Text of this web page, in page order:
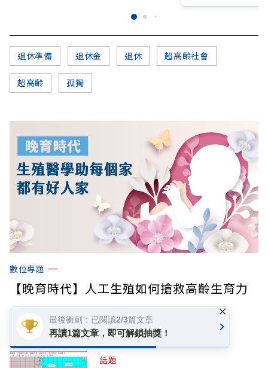
退休準備 退休金 退休 超高齡社會
超高齡 孤獨
數位專題
【晚育時代】人工生殖如何搶救高齡生育力
你可能感興趣
話題
最後衝刺：已閱讀2/3篇文章
再讀1篇文章，即可解鎖抽獎！
×